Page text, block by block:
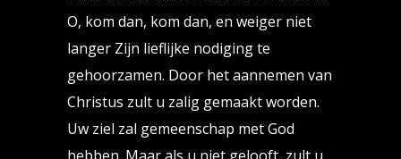
O, kom dan, kom dan, en weiger niet
langer Zijn lieflijke nodiging te
gehoorzamen. Door het aannemen van
Christus zult u zalig gemaakt worden.
Uw ziel zal gemeenschap met God